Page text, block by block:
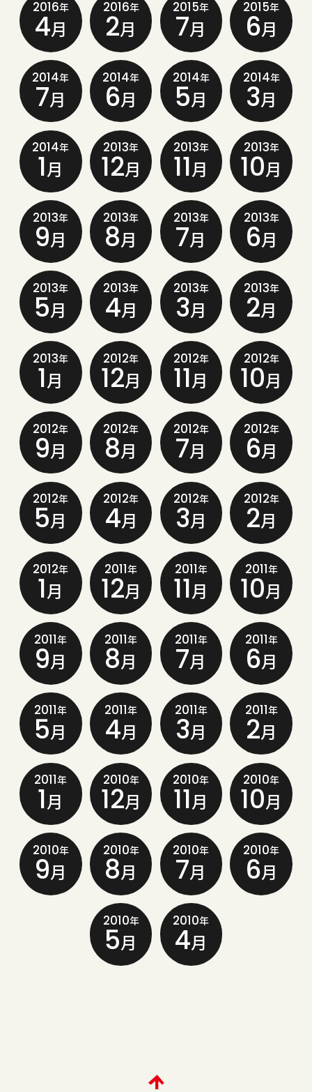
2016年
4月
2016年
2月
2015年
7月
2015年
6月
2014年
7月
2014年
6月
2014年
5月
2014年
3月
2014年
1月
2013年
12月
2013年
11月
2013年
10月
2013年
9月
2013年
8月
2013年
7月
2013年
6月
2013年
5月
2013年
4月
2013年
3月
2013年
2月
2013年
1月
2012年
12月
2012年
11月
2012年
10月
2012年
9月
2012年
8月
2012年
7月
2012年
6月
2012年
5月
2012年
4月
2012年
3月
2012年
2月
2012年
1月
2011年
12月
2011年
11月
2011年
10月
2011年
9月
2011年
8月
2011年
7月
2011年
6月
2011年
5月
2011年
4月
2011年
3月
2011年
2月
2011年
1月
2010年
12月
2010年
11月
2010年
10月
2010年
9月
2010年
8月
2010年
7月
2010年
6月
2010年
5月
2010年
4月